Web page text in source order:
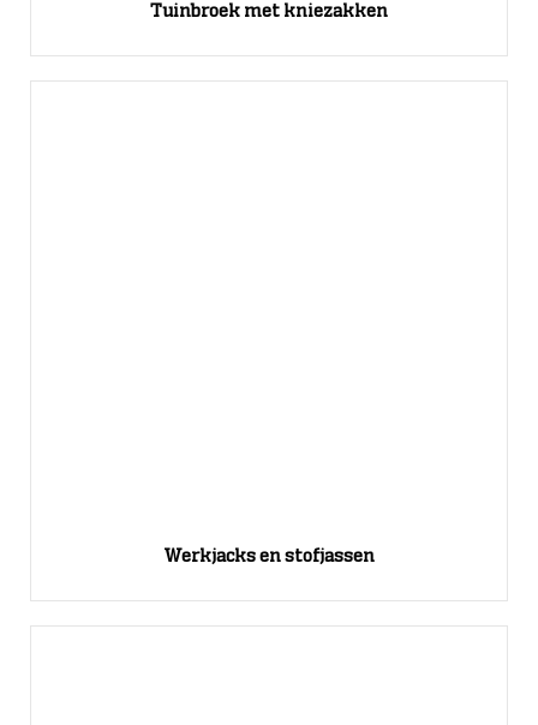
Tuinbroek met kniezakken
Werkjacks en stofjassen